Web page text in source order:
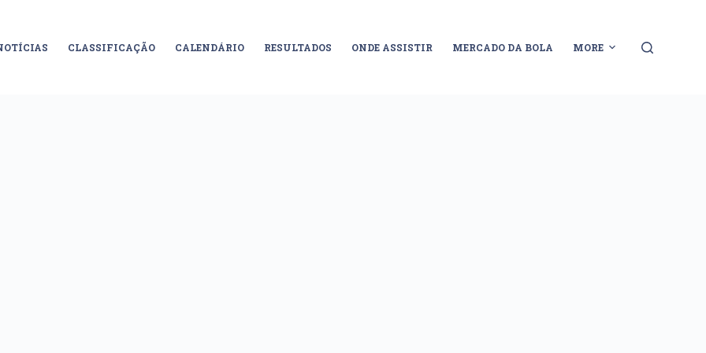
CLASSIFICAÇÃO CALENDÁRIO RESULTADOS ONDE ASSISTIR MERCADO DA BOLA MORE